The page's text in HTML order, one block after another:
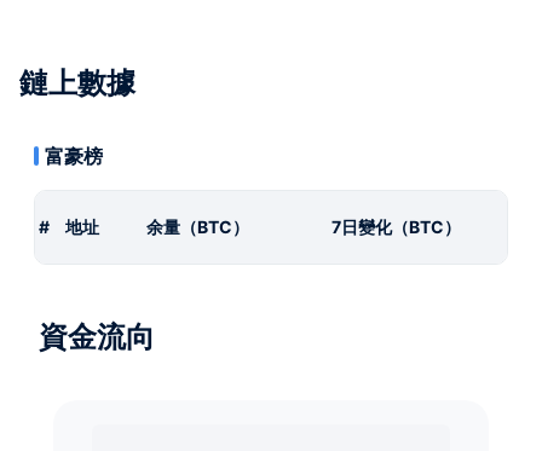
鏈上數據
富豪榜
# 地址 余量（BTC） 7日變化（BTC）
資金流向